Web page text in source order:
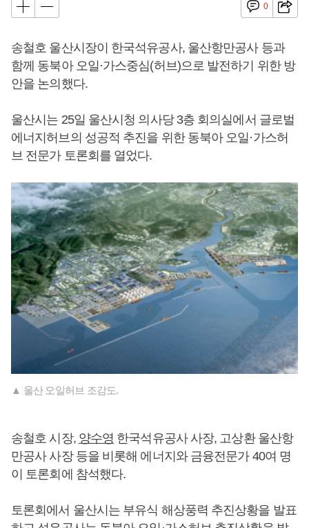
0
송철호 울산시장이 한국석유공사, 울산항만공사 등과
함께 동북아 오일·가스중심(허브)으로 발전하기 위한 방
안을 논의했다.
울산시는 25일 울산시청 의사당 3층 회의실에서 글로벌
에너지허브의 성공적 추진을 위한 동북아 오일·가스허
브 전문가 토론회를 열었다.
▲ 울산 오일허브 조감도.
송철호 시장, 양수영 한국석유공사 사장, 고상환 울산항
만공사 사장 등을 비롯해 에너지와 금융전문가 40여 명
이 토론회에 참석했다.
토론회에서 울산시는 부유식 해상풍력 추진상황을 발표